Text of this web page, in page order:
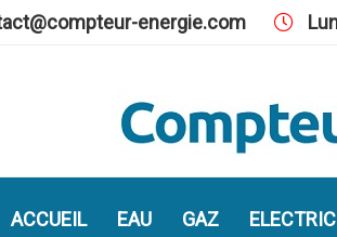
ACCUEIL EAU GAZ
energie.com